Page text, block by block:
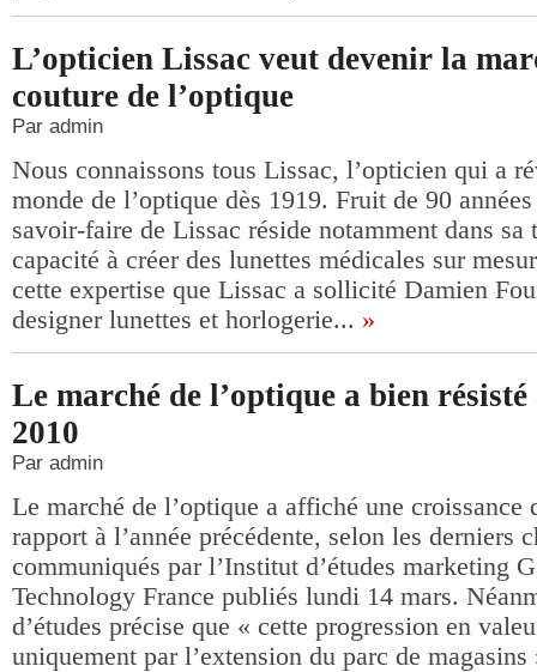
L’opticien Lissac veut devenir la
couture de l’optique
Par admin
Nous connaissons tous Lissac, l’opticien qui a
monde de l’optique dès 1919. Fruit de 90
savoir-faire de Lissac réside notamment dans sa
capacité à créer des lunettes médicales sur
cette expertise que Lissac a sollicité Damien
designer lunettes et horlogerie... »
Le marché de l’optique a bien
2010
Par admin
Le marché de l’optique a affiché une croissance
rapport à l’année précédente, selon les derniers
communiqués par l’Institut d’études marketing
Technology France publiés lundi 14 mars.
d’études précise que « cette progression en
uniquement par l’extension du parc de magasins